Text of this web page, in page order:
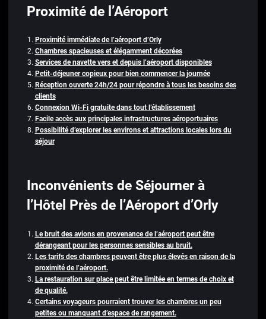
Proximité de l’Aéroport
Proximité immédiate de l’aéroport d’Orly
Chambres spacieuses et élégamment décorées
Services de navette vers et depuis l’aéroport disponibles
Petit-déjeuner copieux pour bien commencer la journée
Réception ouverte 24h/24 pour répondre à tous les besoins des
clients
Connexion Wi-Fi gratuite dans tout l’établissement
Facile accès aux principales infrastructures aéroportuaires
Possibilité d’explorer les environs et attractions locales lors du
séjour
Inconvénients de Séjourner à
l’Hôtel Près de l’Aéroport d’Orly
Le bruit des avions en provenance de l’aéroport peut être
dérangeant pour les personnes sensibles au bruit.
Les tarifs des chambres peuvent être plus élevés en raison de la
proximité de l’aéroport.
La restauration sur place peut être limitée en termes de choix et
de qualité.
Certains voyageurs pourraient trouver les chambres un peu
petites ou manquant d’espace de rangement.